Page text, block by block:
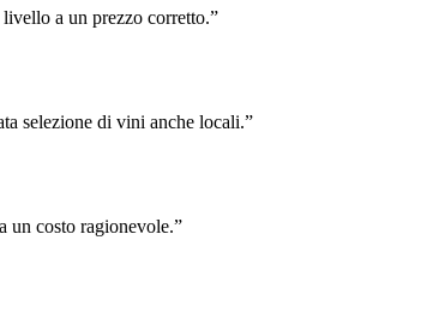
a un prezzo corretto.”
selezione di vini anche locali.”
un costo ragionevole.”